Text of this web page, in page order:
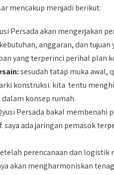
mencakup menjadi berikut:
Persada akan mengerjakan
anggaran, dan
yang terperinci perihal plan
sesudah tatap muka awal,
konstruksi. kita tentu
konsep rumah.
Persada bakal
ada jaringan pemasok
perencanaan dan logistik
akan mengharmoniskan